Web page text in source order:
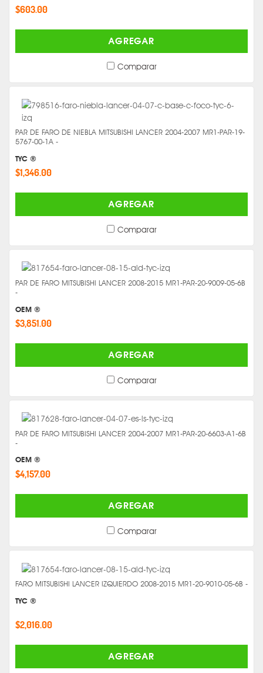
$603.00
AGREGAR
Comparar
PAR DE FARO DE NIEBLA MITSUBISHI LANCER 2004-2007 MR1-PAR-19-
5767-00-1A -
TYC ®
$1,346.00
AGREGAR
Comparar
PAR DE FARO MITSUBISHI LANCER 2008-2015 MR1-PAR-20-9009-05-6B
-
OEM ®
$3,851.00
AGREGAR
Comparar
PAR DE FARO MITSUBISHI LANCER 2004-2007 MR1-PAR-20-6603-A1-6B
-
OEM ®
$4,157.00
AGREGAR
Comparar
FARO MITSUBISHI LANCER IZQUIERDO 2008-2015 MR1-20-9010-05-6B -
TYC ®
$2,016.00
AGREGAR